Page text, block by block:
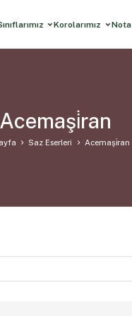
Korolarımız
Acemaşi̇ran
Saz Eserleri Acemaşi̇ran